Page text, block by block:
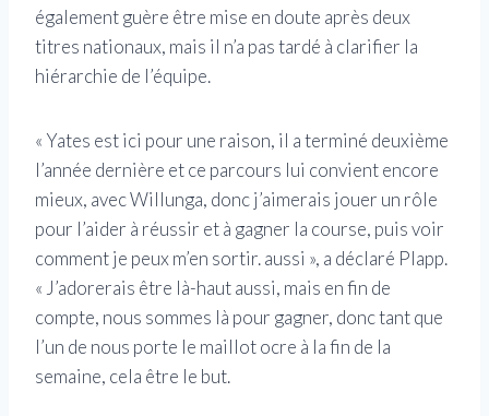
également guère être mise en doute après deux
titres nationaux, mais il n’a pas tardé à clarifier la
hiérarchie de l’équipe.
« Yates est ici pour une raison, il a terminé deuxième
l’année dernière et ce parcours lui convient encore
mieux, avec Willunga, donc j’aimerais jouer un rôle
pour l’aider à réussir et à gagner la course, puis voir
comment je peux m’en sortir. aussi », a déclaré Plapp.
« J’adorerais être là-haut aussi, mais en fin de
compte, nous sommes là pour gagner, donc tant que
l’un de nous porte le maillot ocre à la fin de la
semaine, cela être le but.